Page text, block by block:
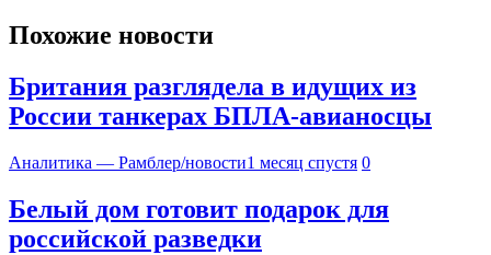
Похожие новости
Британия разглядела в идущих из
России танкерах БПЛА-авианосцы
Аналитика — Рамблер/новости1 месяц спустя 0
Белый дом готовит подарок для
российской разведки